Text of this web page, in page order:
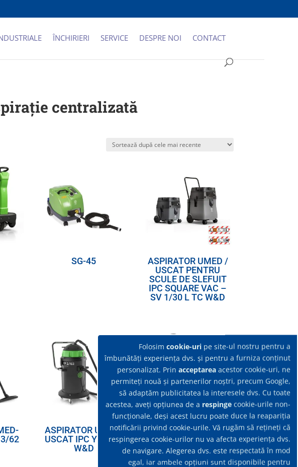
ÎNCHIRIERI SERVICE DESPRE NOI CONTACT
centralizată
SG-45
ASPIRATOR UMED /
USCAT PENTRU
SCULE DE SLEFUIT
IPC SQUARE VAC –
SV 1/30 L TC W&D
3/62
ASPIRATOR UMED-
USCAT IPC YP 2/62
W&D
ASPIRATOR UMED-
USCAT IPC GS 1/33
W&D
Folosimcookie-uri pe site-ul nostru pentru a
îmbunătăți experiența dvs. și pentru a furniza conținut
personalizat. Prinacceptarea acestor cookie-uri, ne
permiteți nouă și partenerilor noștri, precum Google,
să adaptăm publicitatea la interesele dvs. Cu toate
acestea, aveți opțiunea de a respinge cookie-urile non-
funcționale, deși acest lucru poate duce la reapariția
notificării privind cookie-urile. Vă rugăm să rețineți că
respingerea cookie-urilor nu va afecta experiența dvs.
de navigare. Alegerea dvs. este respectată în mod
egal, iar ambele opțiuni sunt disponibile pentru